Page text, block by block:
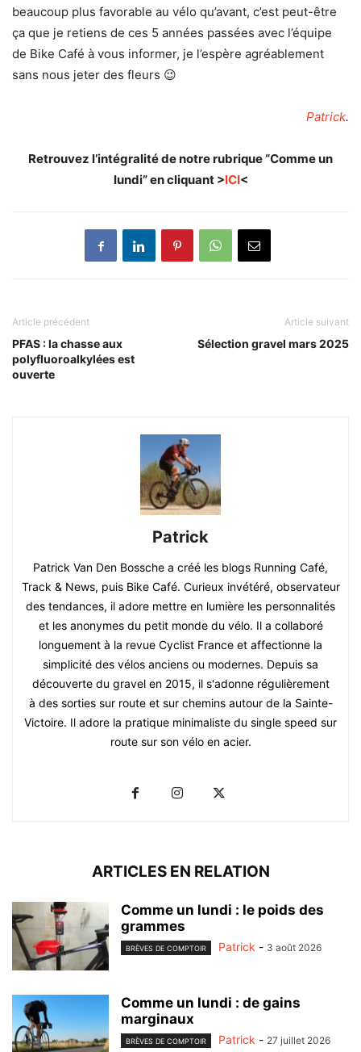
beaucoup plus favorable au vélo qu’avant, c’est peut-être
ça que je retiens de ces 5 années passées avec l’équipe
de Bike Café à vous informer, je l’espère agréablement
sans nous jeter des fleurs 😉
Patrick.
Retrouvez l’intégralité de notre rubrique “Comme un
lundi” en cliquant >ICI<
Article précédent
PFAS : la chasse aux
polyfluoroalkylées est
ouverte
Article suivant
Sélection gravel mars 2025
Patrick
Patrick Van Den Bossche a créé les blogs Running Café,
Track & News, puis Bike Café. Curieux invétéré, observateur
des tendances, il adore mettre en lumière les personnalités
et les anonymes du petit monde du vélo. Il a collaboré
longuement à la revue Cyclist France et affectionne la
simplicité des vélos anciens ou modernes. Depuis sa
découverte du gravel en 2015, il s'adonne régulièrement
à des sorties sur route et sur chemins autour de la Sainte-
Victoire. Il adore la pratique minimaliste du single speed sur
route sur son vélo en acier.
ARTICLES EN RELATION
Comme un lundi : le poids des
grammes
BRÈVES DE COMPTOIR Patrick - 3 août 2026
Comme un lundi : de gains
marginaux
BRÈVES DE COMPTOIR Patrick - 27 juillet 2026